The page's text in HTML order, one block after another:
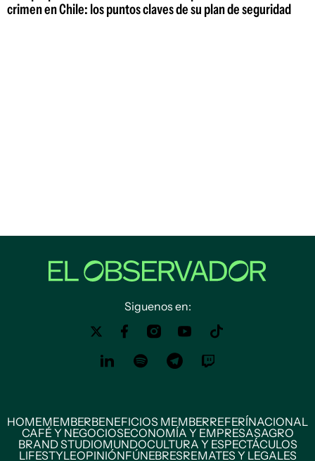
crimen en Chile: los puntos claves de su plan de seguridad
Siguenos en:
HOMEMEMBERBENEFICIOS MEMBERREFERÍNACIONAL
CAFÉ Y NEGOCIOSECONOMÍA Y EMPRESASAGRO
BRAND STUDIOMUNDOCULTURA Y ESPECTÁCULOS
LIFESTYLEOPINIÓNFÚNEBRESREMATES Y LEGALES